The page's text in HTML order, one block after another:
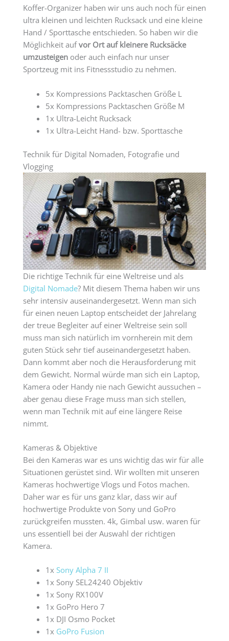
Koffer-Organizer haben wir uns auch noch für einen
ultra kleinen und leichten Rucksack und eine kleine
Hand / Sporttasche entschieden. So haben wir die
Möglichkeit aufvor Ort auf kleinere Rucksäcke
umzusteigen oder auch einfach nur unser
Sportzeug mit ins Fitnessstudio zu nehmen.
5x Kompressions Packtaschen Größe L
5x Kompressions Packtaschen Größe M
1x Ultra-Leicht Rucksack
1x Ultra-Leicht Hand- bzw. Sporttasche
Technik für Digital Nomaden, Fotografie und
Vlogging
Die richtige Technik für eine Weltreise und als
Digital Nomade? Mit diesem Thema haben wir uns
sehr intensiv auseinandergesetzt. Wenn man sich
für einen neuen Laptop entscheidet der Jahrelang
der treue Begleiter auf einer Weltreise sein soll
muss man sich natürlich im vornherein mit dem
guten Stück sehr tief auseinandergesetzt haben.
Dann kommt aber noch die Herausforderung mit
dem Gewicht. Normal würde man sich ein Laptop,
Kamera oder Handy nie nach Gewicht aussuchen –
aber genau diese Frage muss man sich stellen,
wenn man Technik mit auf eine längere Reise
nimmt.
Kameras & Objektive
Bei den Kameras war es uns wichtig das wir für alle
Situationen gerüstet sind. Wir wollten mit unseren
Kameras hochwertige Vlogs und Fotos machen.
Daher war es für uns ganz klar, dass wir auf
hochwertige Produkte von Sony und GoPro
zurückgreifen mussten. 4k, Gimbal usw. waren für
uns essentiell bei der Auswahl der richtigen
Kamera.
1x Sony Alpha 7 II
1x Sony SEL24240 Objektiv
1x Sony RX100V
1x GoPro Hero 7
1x DJI Osmo Pocket
1x GoPro Fusion